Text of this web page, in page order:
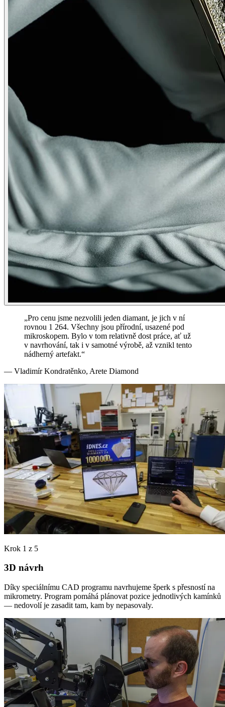
„Pro cenu jsme nezvolili jeden diamant, je jich v ní
rovnou 1 264. Všechny jsou přírodní, usazené pod
mikroskopem. Bylo v tom relativně dost práce, ať už
v navrhování, tak i v samotné výrobě, až vznikl tento
nádherný artefakt.“
— Vladimír Kondratěnko, Arete Diamond
Krok 1 z 5
3D návrh
Díky speciálnímu CAD programu navrhujeme šperk s přesností na
mikrometry. Program pomáhá plánovat pozice jednotlivých kamínků
— nedovolí je zasadit tam, kam by nepasovaly.